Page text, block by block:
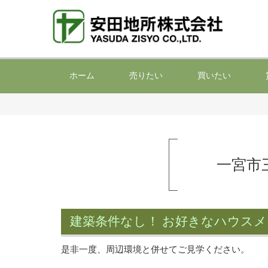
ホーム 売りたい 買いたい
一宮市
建築条件なし！ お好きなハウス
是非一度、周辺環境と併せてご見学ください。